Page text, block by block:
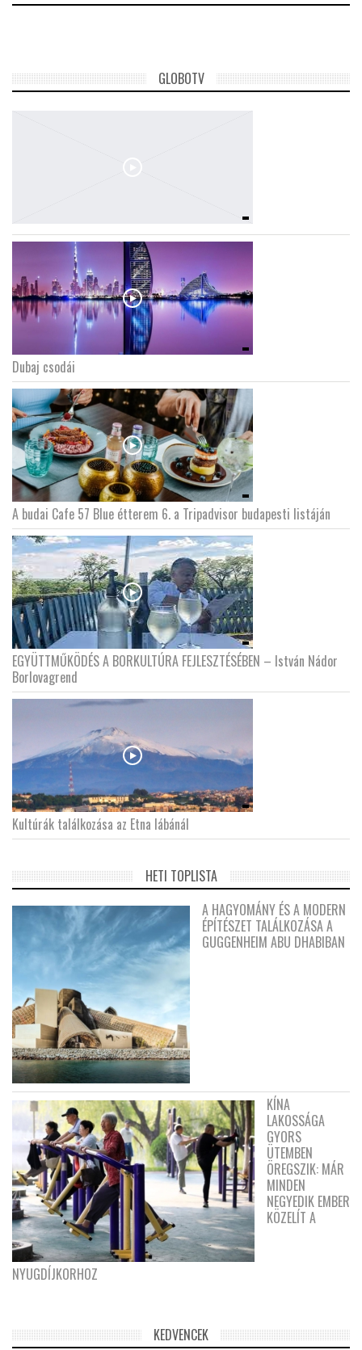
GLOBOTV
Dubaj csodái
A budai Cafe 57 Blue étterem 6. a Tripadvisor budapesti listáján
EGYÜTTMŰKÖDÉS A BORKULTÚRA FEJLESZTÉSÉBEN – István Nádor
Borlovagrend
Kultúrák találkozása az Etna lábánál
HETI TOPLISTA
A HAGYOMÁNY ÉS A MODERN
ÉPÍTÉSZET TALÁLKOZÁSA A
GUGGENHEIM ABU DHABIBAN
KÍNA
LAKOSSÁGA
GYORS
ÜTEMBEN
ÖREGSZIK: MÁR
MINDEN
NEGYEDIK EMBER
KÖZELÍT A
NYUGDÍJKORHOZ
KEDVENCEK